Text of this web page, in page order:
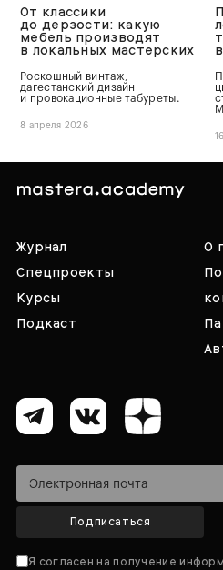
От классики
до дерзости: какую
мебель производят
в локальных мастерских
Роскошный винтаж,
дагестанский дизайн
и провокационные табуреты.
8 апреля 2026
Журнал
Спецпроекты
Курсы
Подкаст
О
Подписаться
Я согласен на получение